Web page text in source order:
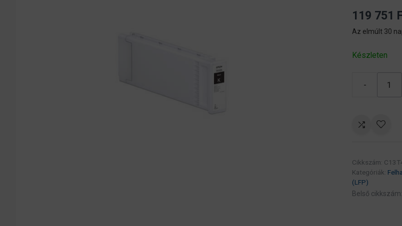
119 751
Az elmúlt 30
Készleten
-
UltraChrome
Black
700ml
Cikkszám:
Kategóriák:
(LFP)
Belső cikkszám: